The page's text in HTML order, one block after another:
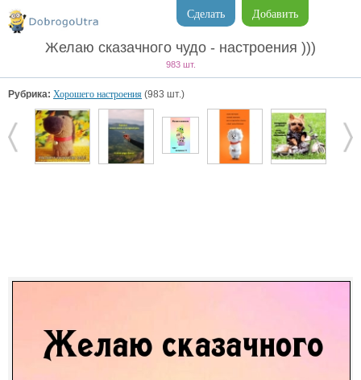
Добавить
Сделать
Желаю сказачного чудо - настроения )))
983 шт.
Рубрика: Хорошего настроения (983 шт.)